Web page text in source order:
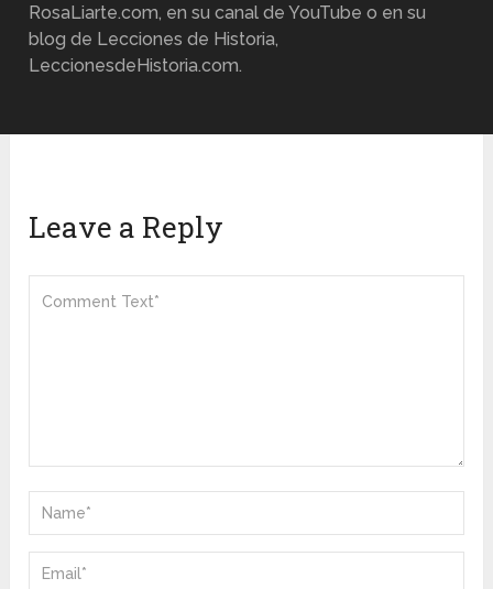
RosaLiarte.com, en su canal de YouTube o en su
blog de Lecciones de Historia,
LeccionesdeHistoria.com.
Leave a Reply